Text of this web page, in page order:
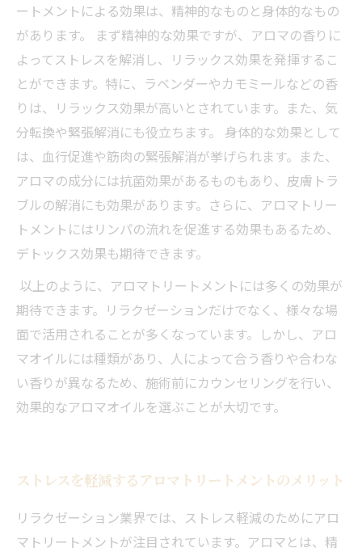
ートメントによる効果は、精神的なものと身体的なもの
があります。 まず精神的な効果ですが、アロマの香りに
よってストレスを解消し、リラックス効果を発揮するこ
とができます。特に、ラベンダーやカモミールなどの香
りは、リラックス効果が高いとされています。また、気
分転換や緊張解消にも役立ちます。 身体的な効果として
は、血行促進や筋肉の緊張解消が挙げられます。また、
アロマの成分には抗菌効果があるものもあり、皮膚トラ
ブルの解消にも効果があります。さらに、アロマトリー
トメントにはリンパの流れを促進する効果もあるため、
デトックス効果も期待できます。
以上のように、アロマトリートメントには多くの効果が
期待できます。リラクゼーションだけでなく、様々な場
面で活用されることが多くなっています。しかし、アロ
マオイルには種類があり、人によって合う香りや合わな
い香りが異なるため、施術前にカウンセリングを行い、
効果的なアロマオイルを選ぶことが大切です。
ストレスを軽減するアロマトリートメントのメリット
リラクゼーション業界では、ストレス軽減のためにアロ
マトリートメントが注目されています。アロマとは、精